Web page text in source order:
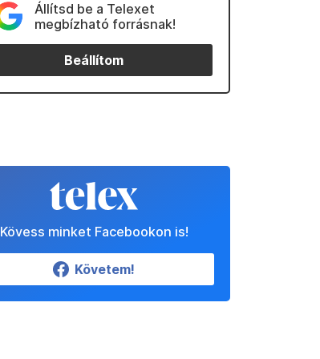
Állítsd be a Telexet
megbízható forrásnak!
Beállítom
Kövess minket Facebookon is!
Követem!